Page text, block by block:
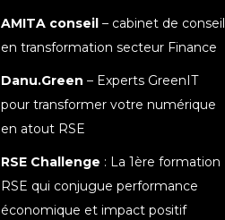
AMITA conseil – cabinet de conseil
en transformation secteur Finance
Danu.Green – Experts GreenIT
pour transformer votre numérique
en atout RSE
RSE Challenge : La 1ère formation
RSE qui conjugue performance
économique et impact positif